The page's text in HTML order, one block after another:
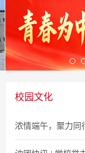
校园文化